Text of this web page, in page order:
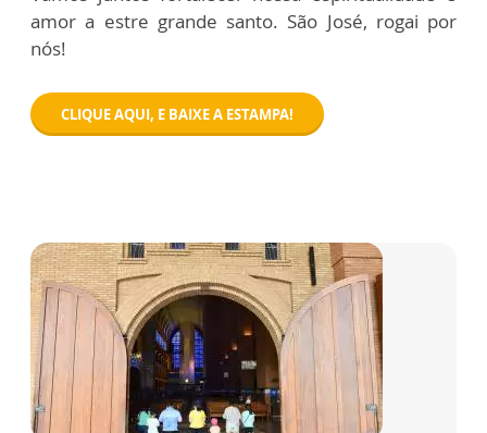
amor a estre grande santo. São José, rogai por
nós!
CLIQUE AQUI, E BAIXE A ESTAMPA!